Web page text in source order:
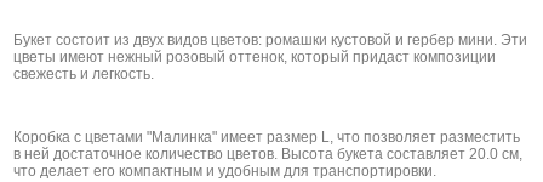
Букет состоит из двух видов цветов: ромашки кустовой и гербер мини. Эти
цветы имеют нежный розовый оттенок, который придаст композиции
свежесть и легкость.
Коробка с цветами "Малинка" имеет размер L, что позволяет разместить
в ней достаточное количество цветов. Высота букета составляет 20.0 см,
что делает его компактным и удобным для транспортировки.